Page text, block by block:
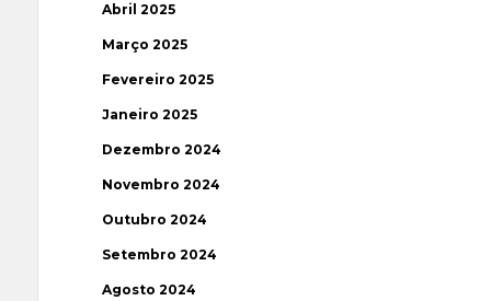
Abril 2025
Março 2025
Fevereiro 2025
Janeiro 2025
Dezembro 2024
Novembro 2024
Outubro 2024
Setembro 2024
Agosto 2024